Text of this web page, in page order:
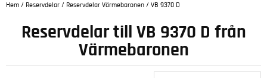
Hem / Reservdelar / Reservdelar Värmebaronen / VB 9370 D
Reservdelar till VB 9370 D från
Värmebaronen